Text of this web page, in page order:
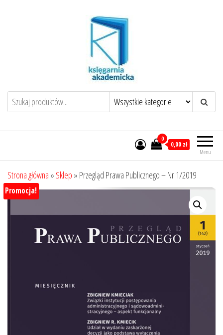
Menu
0
0,00 zł
Strona główna » Sklep » Przegląd Prawa Publicznego – Nr 1/2019
Promocja!